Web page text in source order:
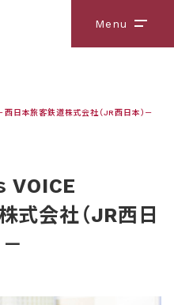
Menu メニ
西日本旅客鉄道株式会社（JR西日本）－
VOICE
式会社（JR西日